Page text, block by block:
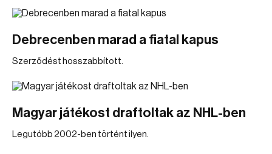
Debrecenben marad a fiatal kapus
Szerződést hosszabbított.
Magyar játékost draftoltak az NHL-ben
Legutóbb 2002-ben történt ilyen.